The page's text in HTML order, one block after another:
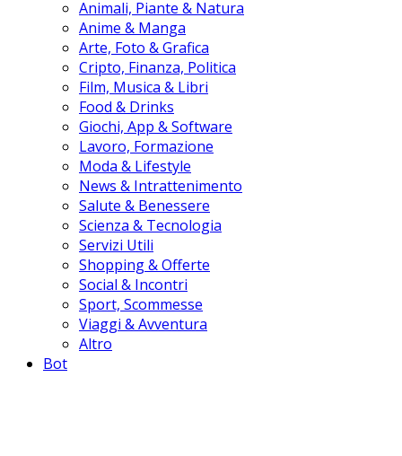
Animali, Piante & Natura
Anime & Manga
Arte, Foto & Grafica
Cripto, Finanza, Politica
Film, Musica & Libri
Food & Drinks
Giochi, App & Software
Lavoro, Formazione
Moda & Lifestyle
News & Intrattenimento
Salute & Benessere
Scienza & Tecnologia
Servizi Utili
Shopping & Offerte
Social & Incontri
Sport, Scommesse
Viaggi & Avventura
Altro
Bot